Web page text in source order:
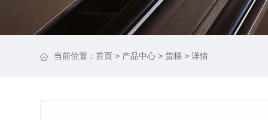
当前位置：首页 > 产品中心 >货梯 > 详情